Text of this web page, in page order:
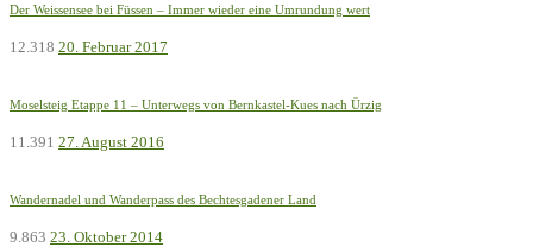
Der Weissensee bei Füssen – Immer wieder eine Umrundung wert
12.318 20. Februar 2017
Moselsteig Etappe 11 – Unterwegs von Bernkastel-Kues nach Ürzig
11.391 27. August 2016
Wandernadel und Wanderpass des Bechtesgadener Land
9.863 23. Oktober 2014